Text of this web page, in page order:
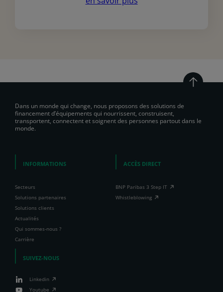
Dans un monde qui change, nous proposons des solutions de
financement d’équipements qui nourrissent, construisent,
transportent, connectent et soignent des personnes partout dans le
monde.
INFORMATIONS
Secteurs
Solutions partenaires
Solutions clients
Actualités
Qui sommes-nous ?
Carrière
ACCÈS DIRECT
BNP Paribas 3 Step IT
Whistleblowing
SUIVEZ-NOUS
Linkedin
Youtube